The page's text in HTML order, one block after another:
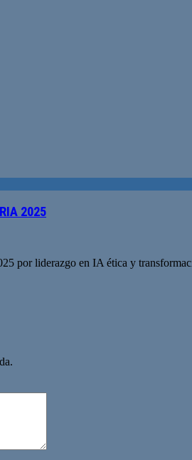
2025
por liderazgo en IA ética y